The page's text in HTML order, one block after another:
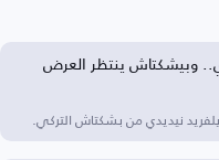
وبيشكتاش ينتظر العرض
نيديدي من بشكتاش التركي.